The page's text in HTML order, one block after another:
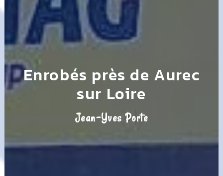
Enrobés près de Aurec
sur Loire
Jean-Yves Porte